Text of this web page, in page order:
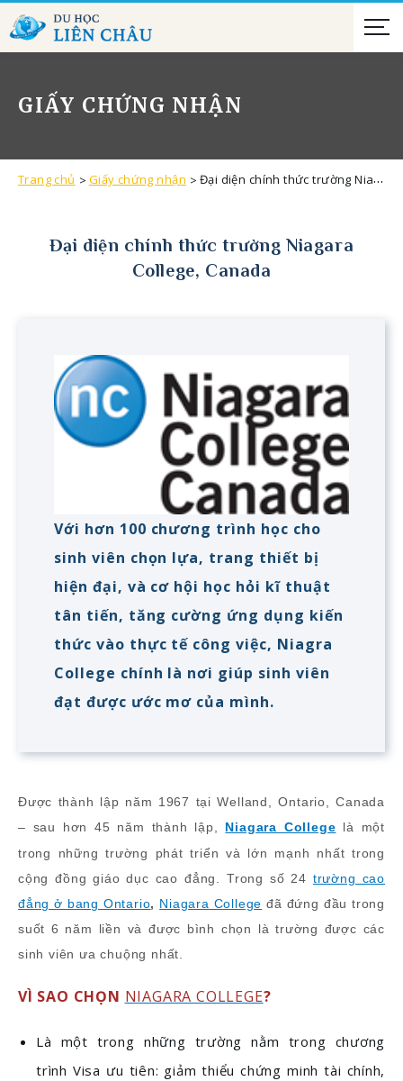
GIẤY CHỨNG NHẬN
Trang chủ Giấy chứng nhận Đại diện chính thức trường Niagara College, Canada
Đại diện chính thức trường Niagara
College, Canada
Với hơn 100 chương trình học cho
sinh viên chọn lựa, trang thiết bị
hiện đại, và cơ hội học hỏi kĩ thuật
tân tiến, tăng cường ứng dụng kiến
thức vào thực tế công việc, Niagra
College chính là nơi giúp sinh viên
đạt được ước mơ của mình.
Được thành lập năm 1967 tại Welland, Ontario, Canada
– sau hơn 45 năm thành lập, Niagara College là một
trong những trường phát triển và lớn mạnh nhất trong
cộng đồng giáo dục cao đẳng. Trong số 24 trường cao
đẳng ở bang Ontario, Niagara College đã đứng đầu trong
suốt 6 năm liền và được bình chọn là trường được các
sinh viên ưa chuộng nhất.
VÌ SAO CHỌN NIAGARA COLLEGE?
Là một trong những trường nằm trong chương
trình Visa ưu tiên: giảm thiểu chứng minh tài chính,